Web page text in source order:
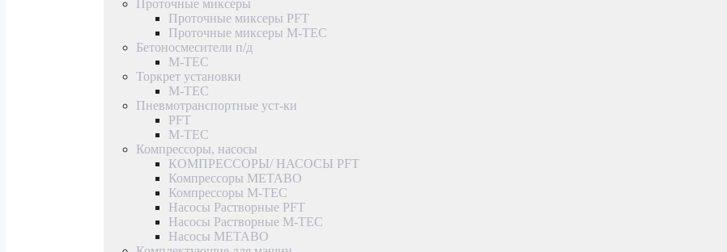
Проточные миксеры
Проточные миксеры PFT
Проточные миксеры M-TEC
Бетоносмесители п/д
M-TEC
Торкрет установки
M-TEC
Пневмотранспортные уст-ки
PFT
M-TEC
Компрессоры, насосы
КОМПРЕССОРЫ/ НАСОСЫ PFT
Компрессоры METABO
Компрессоры M-TEC
Насосы Растворные PFT
Насосы Растворные M-TEC
Насосы METABO